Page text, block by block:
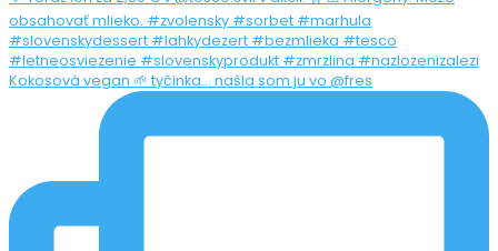
Kokosová vegan 🌱 tyčinka... našla som ju vo @fres